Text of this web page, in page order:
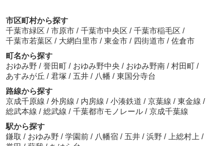
市区町村から探す
千葉市緑区 / 市原市 / 千葉市中央区 / 千葉市稲毛区 /
千葉市若葉区 / 大網白里市 / 東金市 / 四街道市 / 佐倉市
町名から探す
おゆみ野 / 誉田町 / おゆみ野中央 / おゆみ野南 / 村田町 /
あすみが丘 / 君塚 / 五井 / 八幡 / 東国分寺台
路線から探す
京成千原線 / 外房線 / 内房線 / 小湊鉄道 / 京葉線 / 東金線 /
総武本線 / 総武線 / 千葉都市モノレール / 京成千葉線
駅から探す
鎌取 / おゆみ野 / 学園前 / 八幡宿 / 五井 / 浜野 / 上総村上 /